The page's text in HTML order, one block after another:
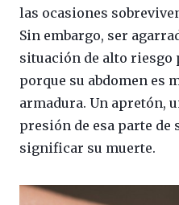
las ocasiones
Sin embargo, ser
situación de alto riesgo
porque su abdomen es
armadura. Un apretón,
presión de esa parte de
significar su muerte.